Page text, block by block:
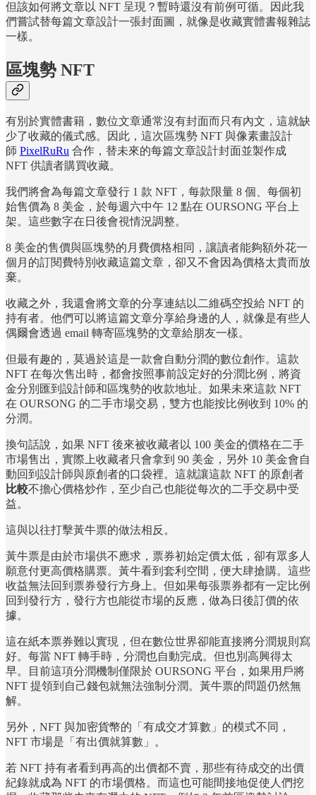
但該如何將文章以 NFT 呈現？暫時還沒有前例可循。因此我
們嘗試替每篇文章設計一張封面圖，就像是收藏實體書報雜誌
一樣。
區塊勢 NFT
有別於實體書籍，數位文章通常沒有封面而只有內文，這就缺
少了收藏的儀式感。因此，這次區塊勢 NFT 與像素畫設計
師 PixelRuRu 合作，替未來的每篇文章設計封面並製作成
NFT 供讀者購買收藏。
我們將會為每篇文章發行 1 款 NFT，每款限量 8 個、每個初
始售價為 8 美金，於每週六中午 12 點在 OURSONG 平台上
架。這些數字在日後會視情況調整。
8 美金的售價與區塊勢的月費價格相同，讓讀者能夠額外花一
個月的訂閱費特別收藏這篇文章，卻又不會因為價格太貴而放
棄。
收藏之外，我還會將文章的分享連結以二維碼空投給 NFT 的
持有者。他們可以將這篇文章分享給身邊的人，就像是有些人
偶爾會透過 email 轉寄區塊勢的文章給朋友一樣。
但最有趣的，莫過於這是一款會自動分潤的數位創作。這款
NFT 在每次售出時，都會按照事前設定好的分潤比例，將資
金分別匯到設計師和區塊勢的收款地址。如果未來這款 NFT
在 OURSONG 的二手市場交易，雙方也能按比例收到 10% 的
分潤。
換句話說，如果 NFT 後來被收藏者以 100 美金的價格在二手
市場售出，實際上收藏者只會拿到 90 美金，另外 10 美金會自
動回到設計師與原創者的口袋裡。這就讓這款 NFT 的原創者
比較不擔心價格炒作，至少自己也能從每次的二手交易中受
益。
這與以往打擊黃牛票的做法相反。
黃牛票是由於市場供不應求，票券初始定價太低，卻有眾多人
願意付更高價格購票。黃牛看到套利空間，便大肆搶購。這些
收益無法回到票券發行方身上。但如果每張票券都有一定比例
回到發行方，發行方也能從市場的反應，做為日後訂價的依
據。
這在紙本票券難以實現，但在數位世界卻能直接將分潤規則寫
好。每當 NFT 轉手時，分潤也自動完成。但也別高興得太
早。目前這項分潤機制僅限於 OURSONG 平台，如果用戶將
NFT 提領到自己錢包就無法強制分潤。黃牛票的問題仍然無
解。
另外，NFT 與加密貨幣的「有成交才算數」的模式不同，
NFT 市場是「有出價就算數」。
若 NFT 持有者看到再高的出價都不賣，那些有待成交的出價
紀錄就成為 NFT 的市場價格。而這也可能間接地促使人們挖